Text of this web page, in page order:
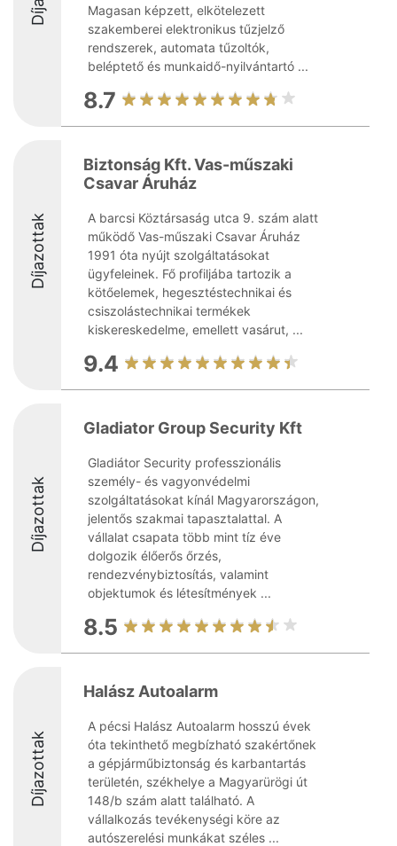
Magasan képzett, elkötelezett
szakemberei elektronikus tűzjelző
rendszerek, automata tűzoltók,
beléptető és munkaidő-nyilvántartó ...
8.7
Díjazottak
Biztonság Kft. Vas-műszaki
Csavar Áruház
A barcsi Köztársaság utca 9. szám alatt
működő Vas-műszaki Csavar Áruház
1991 óta nyújt szolgáltatásokat
ügyfeleinek. Fő profiljába tartozik a
kötőelemek, hegesztéstechnikai és
csiszolástechnikai termékek
kiskereskedelme, emellett vasárut, ...
9.4
Díjazottak
Gladiator Group Security Kft
Gladiátor Security professzionális
személy- és vagyonvédelmi
szolgáltatásokat kínál Magyarországon,
jelentős szakmai tapasztalattal. A
vállalat csapata több mint tíz éve
dolgozik élőerős őrzés,
rendezvénybiztosítás, valamint
objektumok és létesítmények ...
8.5
Díjazottak
Halász Autoalarm
A pécsi Halász Autoalarm hosszú évek
óta tekinthető megbízható szakértőnek
a gépjárműbiztonság és karbantartás
területén, székhelye a Magyarürögi út
148/b szám alatt található. A
vállalkozás tevékenységi köre az
autószerelési munkákat széles ...